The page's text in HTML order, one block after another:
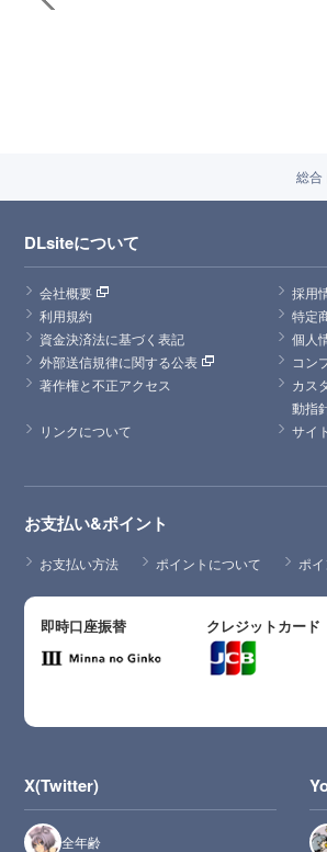
総合
DLsiteについて
会社概要
採用
利用規約
特定
資金決済法に基づく表記
個人
外部送信規律に関する公表
コン
著作権と不正アクセス
カス
動指
リンクについて
サイ
お支払い&ポイント
お支払い方法 ポイントについて ポ
即時口座振替 クレジットカード
X(Twitter)
全年齢